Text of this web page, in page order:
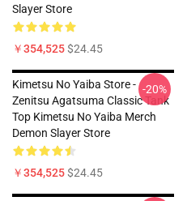
Slayer Store
￥354,525$24.45
Kimetsu No Yaiba Store -
Zenitsu Agatsuma Classic Tank
Top Kimetsu No Yaiba Merch
Demon Slayer Store
￥354,525$24.45
-20%